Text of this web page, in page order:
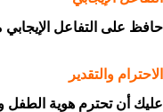
حافظ على التفاعل
الاحترام والتقدير
عليك أن تحترم هوية الطفل